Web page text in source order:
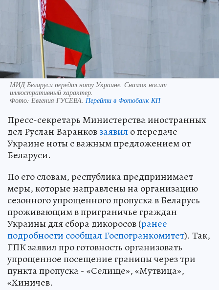
МИД Беларуси передал ноту Украине. Снимок носит
иллюстративный характер.
Фото: Евгения ГУСЕВА. Перейти в Фотобанк КП
Пресс-секретарь Министерства иностранных
дел Руслан Варанковзаявил о передаче
Украине ноты с важным предложением от
Беларуси.
По его словам, республика предпринимает
меры, которые направлены на организацию
сезонного упрощенного пропуска в Беларусь
проживающим в приграничье граждан
Украины для сбора дикоросов (ранее
подробности сообщал Госпогранкомитет). Так,
ГПК заявил про готовность организовать
упрощенное посещение границы через три
пункта пропуска - «Селище», «Мутвица»,
«Хиничев.